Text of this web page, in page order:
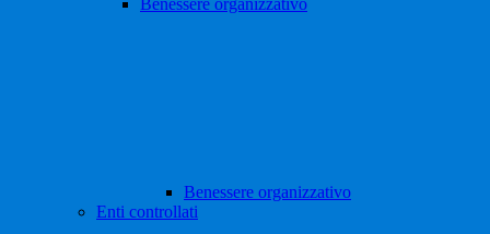
Benessere organizzativo
Benessere organizzativo
Enti controllati